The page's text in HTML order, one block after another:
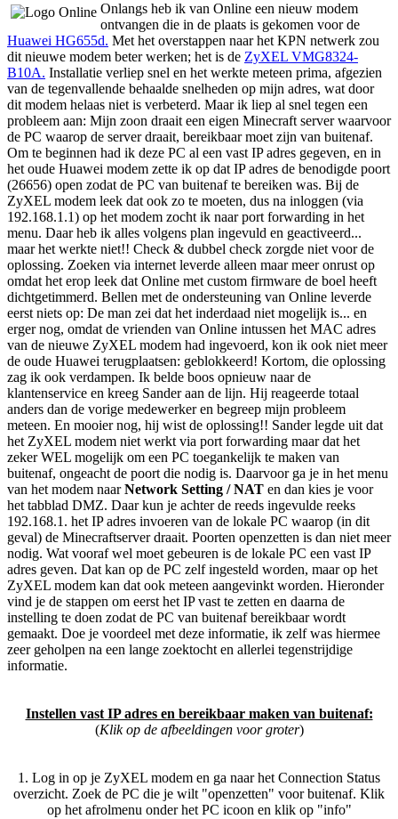
Onlangs heb ik van Online een nieuw modem
ontvangen die in de plaats is gekomen voor de
Huawei HG655d. Met het overstappen naar het KPN netwerk zou
dit nieuwe modem beter werken; het is de ZyXEL VMG8324-
B10A. Installatie verliep snel en het werkte meteen prima, afgezien
van de tegenvallende behaalde snelheden op mijn adres, wat door
dit modem helaas niet is verbeterd. Maar ik liep al snel tegen een
probleem aan: Mijn zoon draait een eigen Minecraft server waarvoor
de PC waarop de server draait, bereikbaar moet zijn van buitenaf.
Om te beginnen had ik deze PC al een vast IP adres gegeven, en in
het oude Huawei modem zette ik op dat IP adres de benodigde poort
(26656) open zodat de PC van buitenaf te bereiken was. Bij de
ZyXEL modem leek dat ook zo te moeten, dus na inloggen (via
192.168.1.1) op het modem zocht ik naar port forwarding in het
menu. Daar heb ik alles volgens plan ingevuld en geactiveerd...
maar het werkte niet!! Check & dubbel check zorgde niet voor de
oplossing. Zoeken via internet leverde alleen maar meer onrust op
omdat het erop leek dat Online met custom firmware de boel heeft
dichtgetimmerd. Bellen met de ondersteuning van Online leverde
eerst niets op: De man zei dat het inderdaad niet mogelijk is... en
erger nog, omdat de vrienden van Online intussen het MAC adres
van de nieuwe ZyXEL modem had ingevoerd, kon ik ook niet meer
de oude Huawei terugplaatsen: geblokkeerd! Kortom, die oplossing
zag ik ook verdampen. Ik belde boos opnieuw naar de
klantenservice en kreeg Sander aan de lijn. Hij reageerde totaal
anders dan de vorige medewerker en begreep mijn probleem
meteen. En mooier nog, hij wist de oplossing!! Sander legde uit dat
het ZyXEL modem niet werkt via port forwarding maar dat het
zeker WEL mogelijk om een PC toegankelijk te maken van
buitenaf, ongeacht de poort die nodig is. Daarvoor ga je in het menu
van het modem naarNetwork Setting / NAT en dan kies je voor
het tabblad DMZ. Daar kun je achter de reeds ingevulde reeks
192.168.1. het IP adres invoeren van de lokale PC waarop (in dit
geval) de Minecraftserver draait. Poorten openzetten is dan niet meer
nodig. Wat vooraf wel moet gebeuren is de lokale PC een vast IP
adres geven. Dat kan op de PC zelf ingesteld worden, maar op het
ZyXEL modem kan dat ook meteen aangevinkt worden. Hieronder
vind je de stappen om eerst het IP vast te zetten en daarna de
instelling te doen zodat de PC van buitenaf bereikbaar wordt
gemaakt. Doe je voordeel met deze informatie, ik zelf was hiermee
zeer geholpen na een lange zoektocht en allerlei tegenstrijdige
informatie.
Instellen vast IP adres en bereikbaar maken van buitenaf:
(Klik op de afbeeldingen voor groter)
1. Log in op je ZyXEL modem en ga naar het Connection Status
overzicht. Zoek de PC die je wilt "openzetten" voor buitenaf. Klik
op het afrolmenu onder het PC icoon en klik op "info"